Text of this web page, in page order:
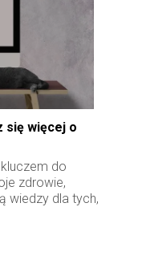
się więcej o
do
zdrowie,
wiedzy dla tych,